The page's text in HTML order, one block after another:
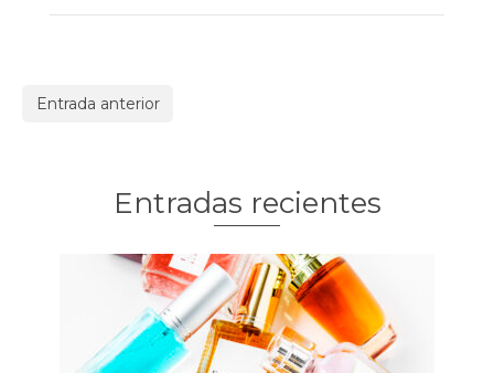
Entrada anterior
Entradas recientes